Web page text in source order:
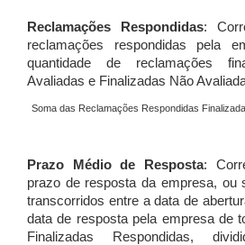
Reclamações Respondidas:
reclamações respondidas pela
quantidade de reclamações
Avaliadas e Finalizadas Não
Soma das Reclamações Respondidas
Prazo Médio de Resposta:
prazo de resposta da empresa, ou
transcorridos entre a data de
data de resposta pela empresa de
Finalizadas Respondidas,